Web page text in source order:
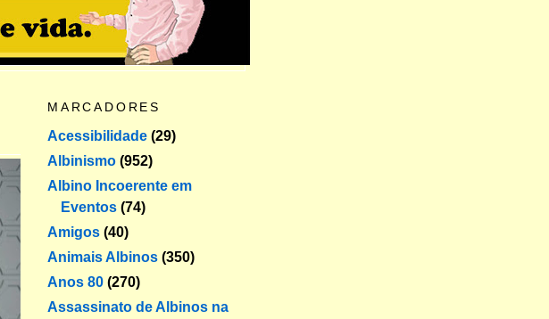
MARCADORES
Acessibilidade (29)
Albinismo (952)
Albino Incoerente em
Eventos (74)
Amigos (40)
Animais Albinos (350)
Anos 80 (270)
Assassinato de Albinos na